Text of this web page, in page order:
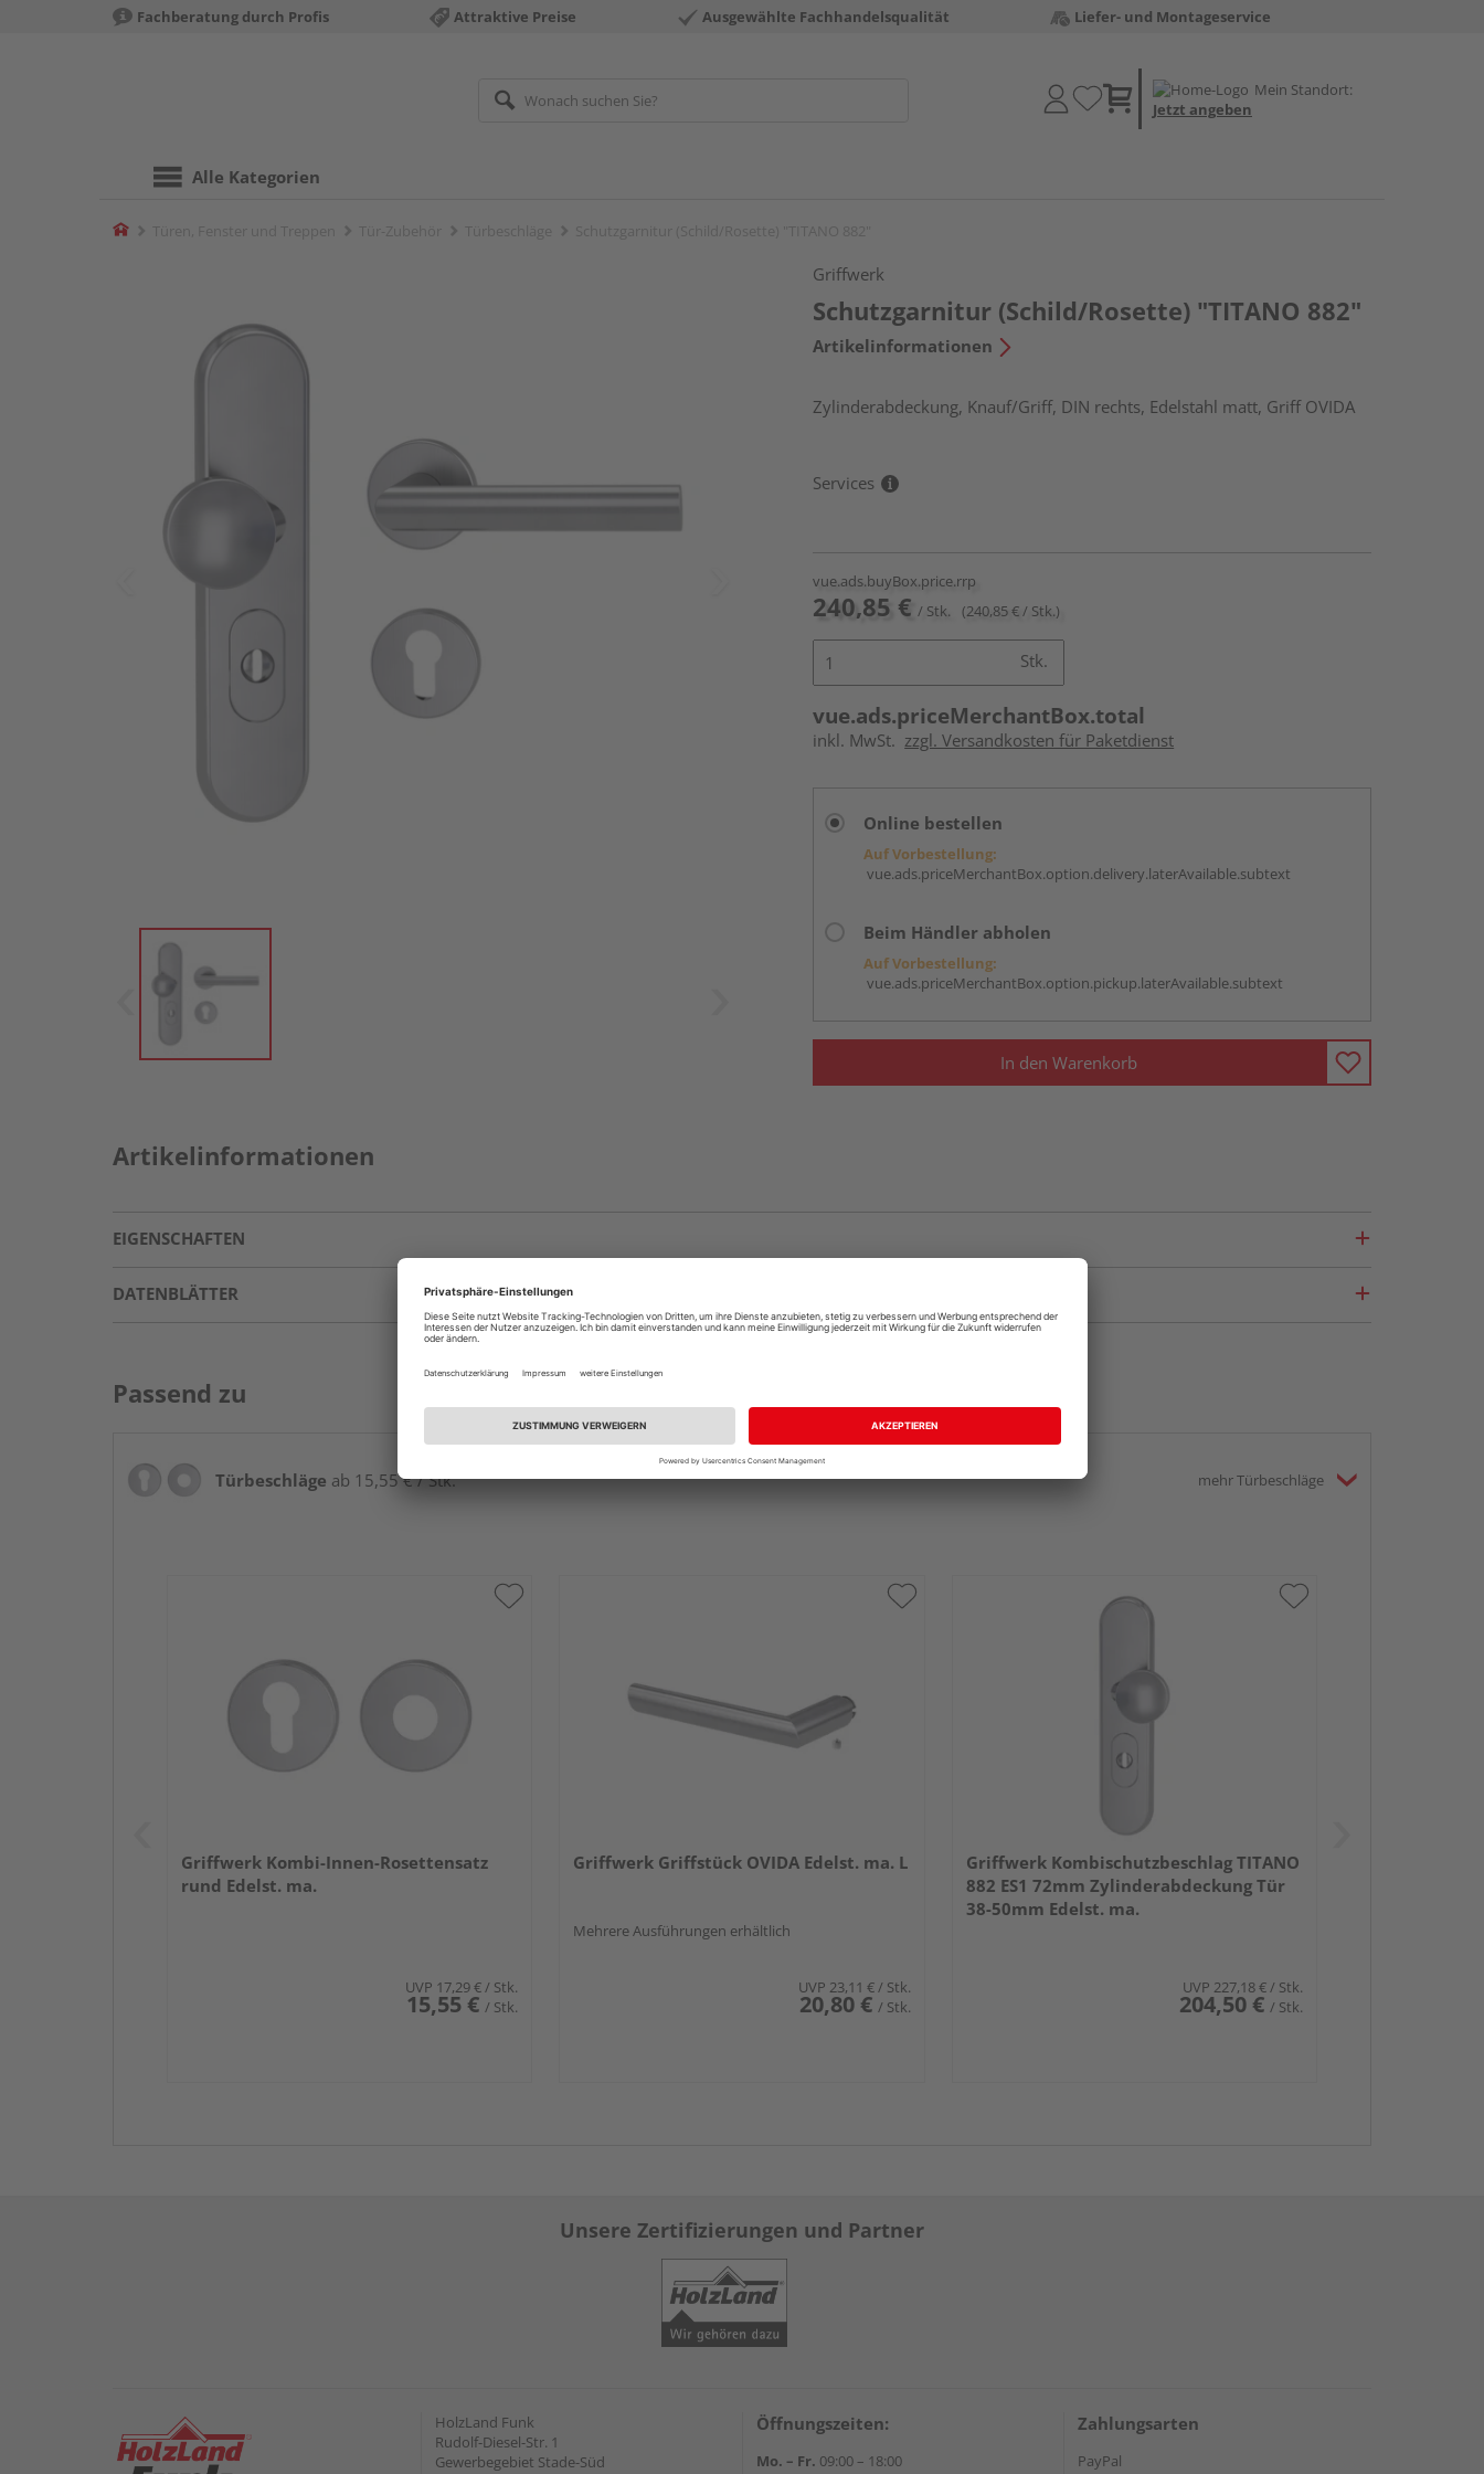
Fachberatung durch Profis Attraktive Preise Ausgewählte Fachhandelsqualität Liefer- und Montageservice
Mein Standort:
Jetzt angeben
Alle Kategorien
Home
Griffwerk
Schutzgarnitur (Schild/Rosette) "TITANO 882"
Artikelinformationen
Zylinderabdeckung, Knauf/Griff, DIN rechts, Edelstahl matt, Griff OVIDA
Services
vue.ads.buyBox.price.rrp
240,85 € / Stk. (240,85 € / Stk.)
Stk.
vue.ads.priceMerchantBox.total
inkl. MwSt. zzgl. Versandkosten für Paketdienst
Online bestellen
Auf Vorbestellung:
vue.ads.priceMerchantBox.option.delivery.laterAvailable.subtext
Beim Händler abholen
Auf Vorbestellung:
vue.ads.priceMerchantBox.option.pickup.laterAvailable.subtext
In den Warenkorb
Artikelinformationen
EIGENSCHAFTEN
DATENBLÄTTER
Passend zu
Türbeschläge ab 15,55 € / Stk. mehr Türbeschläge
Griffwerk Kombi-Innen-Rosettensatz
rund Edelst. ma.
UVP 17,29 € / Stk.
15,55 € / Stk.
Griffwerk Griffstück OVIDA Edelst. ma. L
Mehrere Ausführungen erhältlich
UVP 23,11 € / Stk.
20,80 € / Stk.
Griffwerk Kombischutzbeschlag TITANO
882 ES1 72mm Zylinderabdeckung Tür
38-50mm Edelst. ma.
UVP 227,18 € / Stk.
204,50 € / Stk.
Unsere Zertifizierungen und Partner
HolzLand Funk
Rudolf-Diesel-Str. 1
Gewerbegebiet Stade-Süd
Öffnungszeiten:
Mo. – Fr. 09:00 – 18:00
Zahlungsarten
PayPal